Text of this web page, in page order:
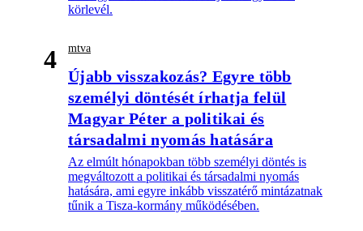
körlevél.
4 mtva
Újabb visszakozás? Egyre több
személyi döntését írhatja felül
Magyar Péter a politikai és
társadalmi nyomás hatására
Az elmúlt hónapokban több személyi döntés is
megváltozott a politikai és társadalmi nyomás
hatására, ami egyre inkább visszatérő mintázatnak
tűnik a Tisza-kormány működésében.